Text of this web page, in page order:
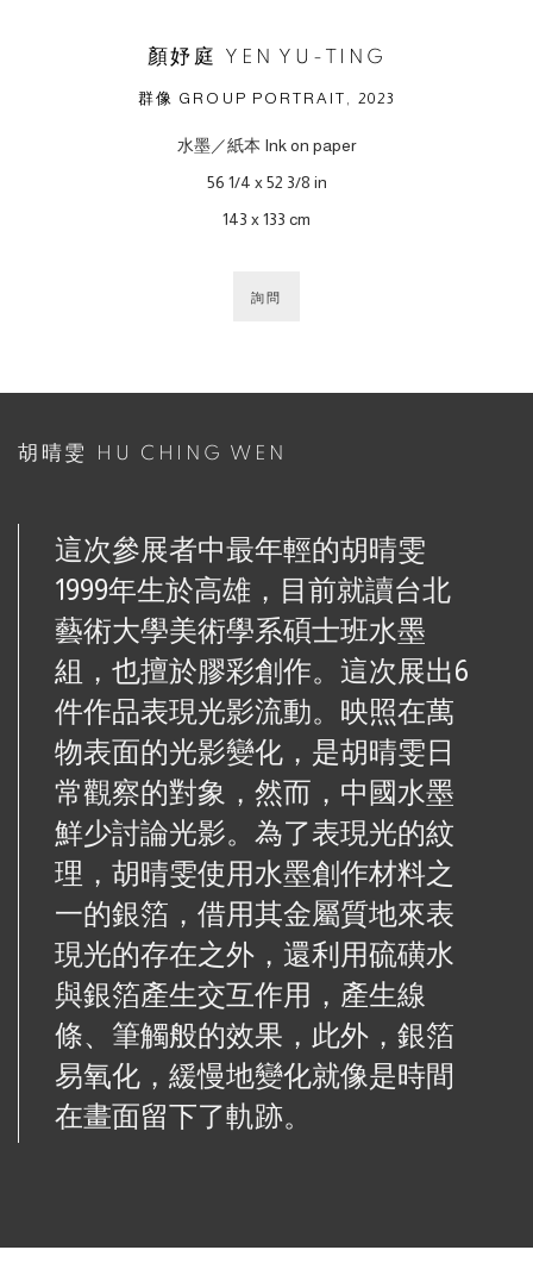
顏妤庭 YEN YU-TING
群像 GROUP PORTRAIT, 2023
水墨／紙本 Ink on paper
56 1/4 x 52 3/8 in
143 x 133 cm
詢問
胡晴雯 HU CHING WEN
這次參展者中最年輕的胡晴雯
1999年生於高雄，目前就讀台北
藝術大學美術學系碩士班水墨
組，也擅於膠彩創作。這次展出6
件作品表現光影流動。映照在萬
物表面的光影變化，是胡晴雯日
常觀察的對象，然而，中國水墨
鮮少討論光影。為了表現光的紋
理，胡晴雯使用水墨創作材料之
一的銀箔，借用其金屬質地來表
現光的存在之外，還利用硫磺水
與銀箔產生交互作用，產生線
條、筆觸般的效果，此外，銀箔
易氧化，緩慢地變化就像是時間
在畫面留下了軌跡。